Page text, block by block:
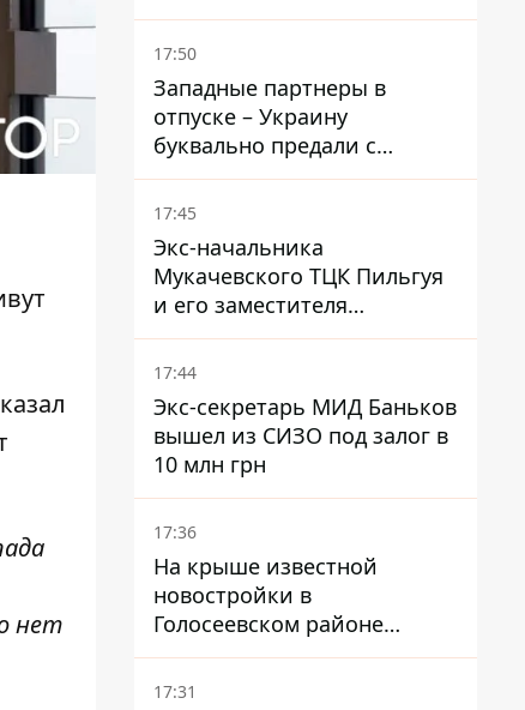
нет
Зеленским и Трампом
недавно улучшались - The
17:50
Западные партнеры в
отпуске – Украину
буквально предали с
ракетами к Patriot – эксперт
Мусиенко
17:45
Экс-начальника
Мукачевского ТЦК Пильгуя
и его заместителя
отправили в СИЗО без
права залога – журналист
17:44
Экс-секретарь МИД Баньков
вышел из СИЗО под залог в
10 млн грн
17:36
На крыше известной
новостройки в
Голосеевском районе
разбивают парк площадью
в гектар
17:31